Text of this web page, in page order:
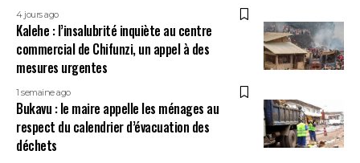
4 jours ago
Kalehe : l’insalubrité inquiète au centre
commercial de Chifunzi, un appel à des
mesures urgentes
1 semaine ago
Bukavu : le maire appelle les ménages au
respect du calendrier d’évacuation des
déchets